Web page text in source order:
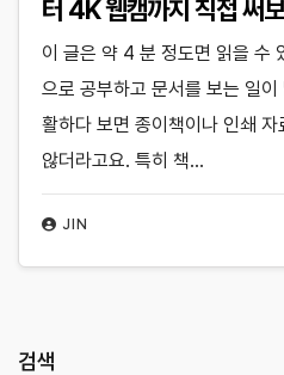
터 4K 웹캠까지 직접 써
JIN
이 글은 약 4 분 정도면 읽을 수
으로 공부하고 문서를 보는 일
활하다 보면 종이책이나 인쇄
않더라고요. 특히 책…
검색